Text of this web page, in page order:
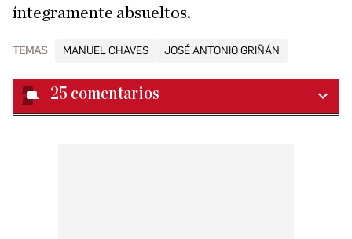
íntegramente absueltos.
TEMAS MANUEL CHAVES JOSÉ ANTONIO GRIÑÁN
25 comentarios